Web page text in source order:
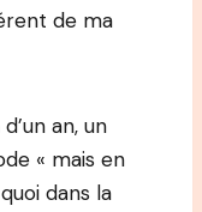
de ma
an, un
« mais en
dans la